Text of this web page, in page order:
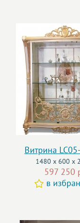
Витрина
1480 x 600 x
597 250
в